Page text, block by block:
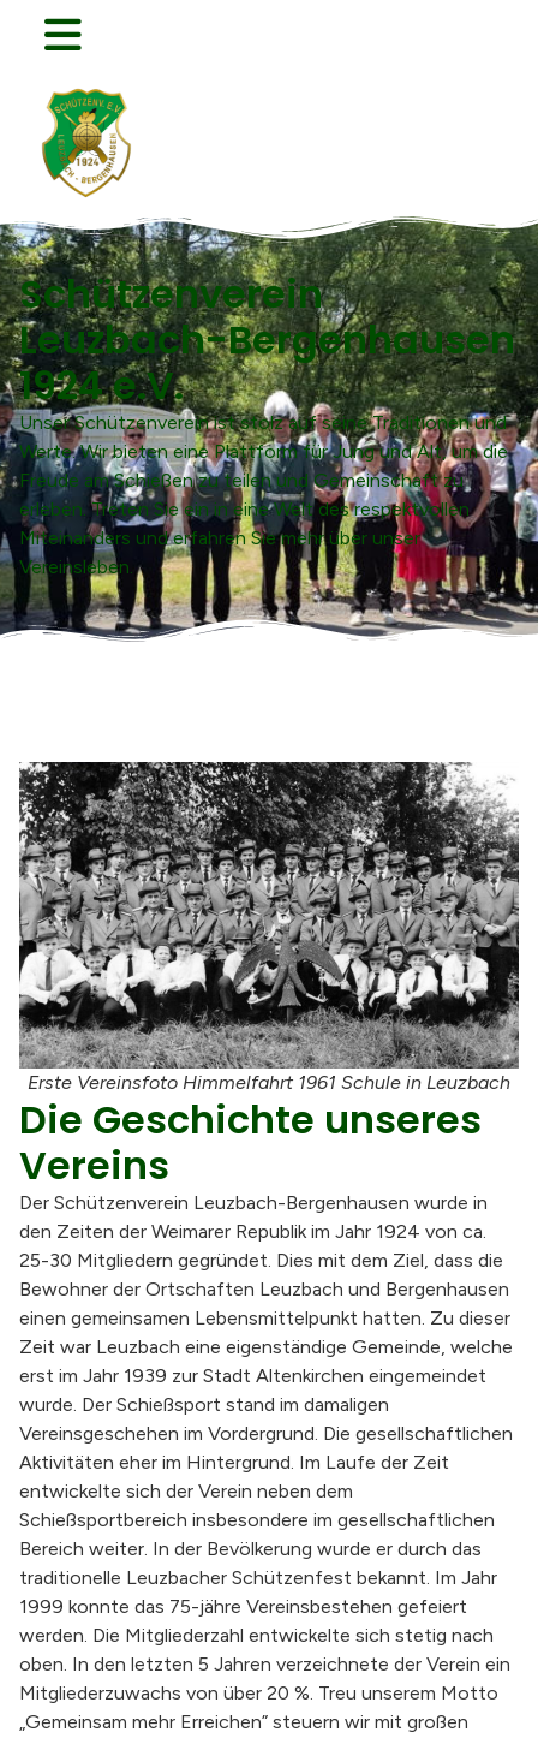
Schützenverein
Leuzbach-Bergenhausen
1924 e.V.​
Unser Schützenverein ist stolz auf seine Traditionen und
Werte. Wir bieten eine Plattform für Jung und Alt, um die
Freude am Schießen zu teilen und Gemeinschaft zu
erleben. Treten Sie ein in eine Welt des respektvollen
Miteinanders und erfahren Sie mehr über unser
Vereinsleben.
Erste Vereinsfoto Himmelfahrt 1961 Schule in Leuzbach
Die Geschichte unseres
Vereins
Der Schützenverein Leuzbach-Bergenhausen wurde in
den Zeiten der Weimarer Republik im Jahr 1924 von ca.
25-30 Mitgliedern gegründet. Dies mit dem Ziel, dass die
Bewohner der Ortschaften Leuzbach und Bergenhausen
einen gemeinsamen Lebensmittelpunkt hatten. Zu dieser
Zeit war Leuzbach eine eigenständige Gemeinde, welche
erst im Jahr 1939 zur Stadt Altenkirchen eingemeindet
wurde. Der Schießsport stand im damaligen
Vereinsgeschehen im Vordergrund. Die gesellschaftlichen
Aktivitäten eher im Hintergrund. Im Laufe der Zeit
entwickelte sich der Verein neben dem
Schießsportbereich insbesondere im gesellschaftlichen
Bereich weiter. In der Bevölkerung wurde er durch das
traditionelle Leuzbacher Schützenfest bekannt. Im Jahr
1999 konnte das 75-jähre Vereinsbestehen gefeiert
werden. Die Mitgliederzahl entwickelte sich stetig nach
oben. In den letzten 5 Jahren verzeichnete der Verein ein
Mitgliederzuwachs von über 20 %. Treu unserem Motto
„Gemeinsam mehr Erreichen” steuern wir mit großen